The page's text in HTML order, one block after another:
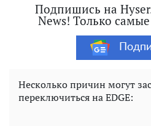
Подпишись на
News! Только
Несколько причин могут
переключиться на EDGE: